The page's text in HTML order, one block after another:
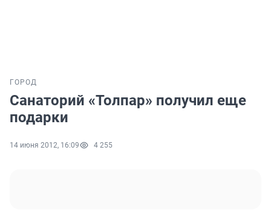
ГОРОД
Санаторий «Толпар» получил еще
подарки
14 июня 2012, 16:09 4 255